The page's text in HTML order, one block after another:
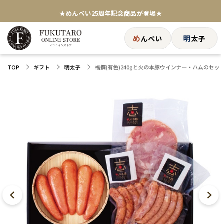
★めんべい25周年記念商品が登場★
【色々な味を試したい方へ】ポストイン！めんべい
送料全国一律770円！10,800円以上で送料無料
めんべい 明太子
TOP ギフト 明太子 福撰(有色)240gと火の本豚ウインナー・ハムのセッ